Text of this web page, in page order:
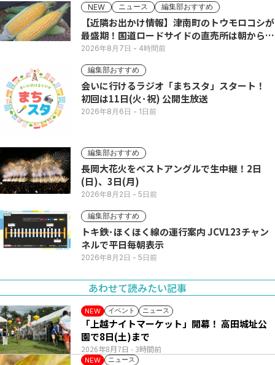
NEW ニュース 編集部おすすめ
【近隣お出かけ情報】津南町のトウモロコシが
最盛期！国道ロードサイドの直売所は朝から長
い列
2026年8月7日 - 4時間前
編集部おすすめ
会いに行けるラジオ「まちスタ」スタート！
初回は11日(火･祝) 公開生放送
2026年8月6日 - 1日前
編集部おすすめ
長岡大花火をベストアングルで生中継！2日
(日)、3日(月)
2026年8月2日 - 5日前
編集部おすすめ
トキ鉄･ほくほく線の運行案内 JCV123チャン
ネルで平日毎朝表示
2026年8月2日 - 5日前
あわせて読みたい記事
NEW イベント ニュース
2026年8月7日 - 3時間前
「上越ナイトマーケット」開幕！ 高田城址公
園で8日(土)まで
NEW ニュース